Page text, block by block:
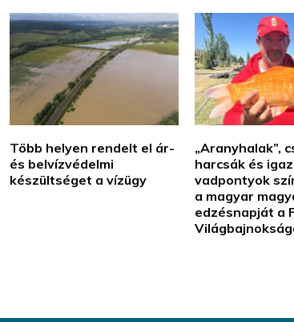
Több helyen rendelt el ár-
és belvízvédelmi
készültséget a vízügy
„Aranyhalak”,
harcsák és
vadpontyok
a magyar
edzésnapját a